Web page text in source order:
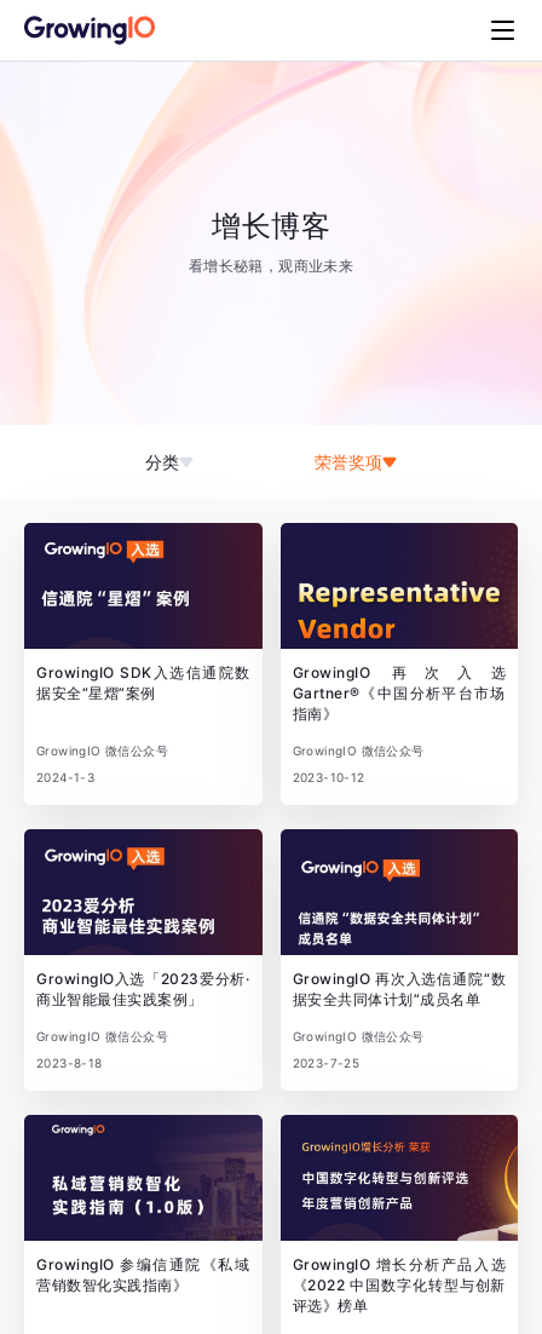
增长博客
看增长秘籍，观商业未来
分类 荣誉奖项
GrowingIO SDK入选信通院数
据安全“星熠”案例
GrowingIO 微信公众号
2024-1-3
GrowingIO 再次入选
Gartner®《中国分析平台市场
指南》
GrowingIO 微信公众号
2023-10-12
GrowingIO入选「2023爱分析·
商业智能最佳实践案例」
GrowingIO 微信公众号
2023-8-18
GrowingIO 再次入选信通院“数
据安全共同体计划”成员名单
GrowingIO 微信公众号
2023-7-25
GrowingIO 参编信通院《私域
营销数智化实践指南》
GrowingIO 增长分析产品入选
《2022 中国数字化转型与创新
评选》榜单